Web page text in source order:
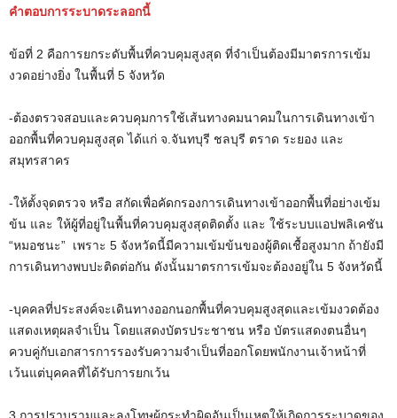
คำตอบการระบาดระลอกนี้
ข้อที่ 2 คือการยกระดับพื้นที่ควบคุมสูงสุด ที่จำเป็นต้องมีมาตรการเข้ม
งวดอย่างยิ่ง ในพื้นที่ 5 จังหวัด
-ต้องตรวจสอบและควบคุมการใช้เส้นทางคมนาคมในการเดินทางเข้า
ออกพื้นที่ควบคุมสูงสุด ได้แก่ จ.จันทบุรี ชลบุรี ตราด ระยอง และ
สมุทรสาคร
-ให้ตั้งจุดตรวจ หรือ สกัดเพื่อคัดกรองการเดินทางเข้าออกพื้นที่อย่างเข้ม
ข้น และ ให้ผู้ที่อยู่ในพื้นที่ควบคุมสูงสุดติดตั้ง และ ใช้ระบบแอปพลิเคชัน
“หมอชนะ” เพราะ 5 จังหวัดนี้มีความเข้มข้นของผู้ติดเชื้อสูงมาก ถ้ายังมี
การเดินทางพบปะติดต่อกัน ดังนั้นมาตรการเข้มจะต้องอยู่ใน 5 จังหวัดนี้
-บุคคลที่ประสงค์จะเดินทางออกนอกพื้นที่ควบคุมสูงสุดและเข้มงวดต้อง
แสดงเหตุผลจำเป็น โดยแสดงบัตรประชาชน หรือ บัตรแสดงตนอื่นๆ
ควบคู่กับเอกสารการรองรับความจำเป็นที่ออกโดยพนักงานเจ้าหน้าที่
เว้นแต่บุคคลที่ได้รับการยกเว้น
3.การปราบรามและลงโทษผู้กระทำผิดอันเป็นเหตุให้เกิดการระบาดของ